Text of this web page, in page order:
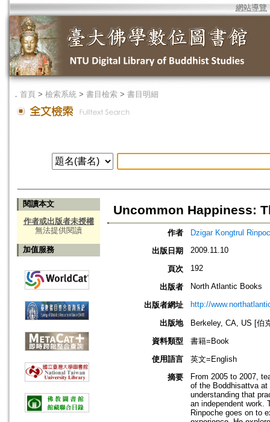
網站導覽
． 首頁 > 檢索系統 > 書目檢索 > 書目明細
閱讀本文
作者或出版者未授權
無法提供閱讀
加值服務
Uncommon Happiness:
作者
Dzigar Kongtrul
出版日期
2009.11.10
頁次 192
出版者 North Atlantic Books
出版者網址 http://
出版地
Berkeley, CA, US [伯
資料類型
書籍=Book
使用語言
英文=English
摘要
From 2005 to 2007,
of the Boddhisattva at
understanding that
an independent work.
Rinpoche goes on to